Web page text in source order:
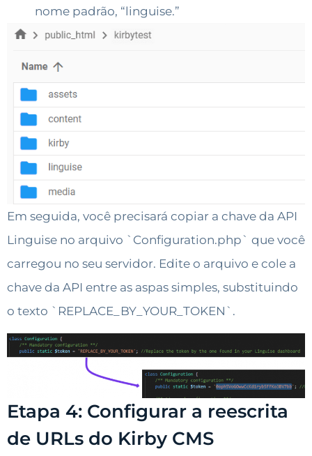
nome padrão, “linguise.”
Em seguida, você precisará copiar a chave da API
Linguise no arquivo `Configuration.php` que você
carregou no seu servidor. Edite o arquivo e cole a
chave da API entre as aspas simples, substituindo
o texto `REPLACE_BY_YOUR_TOKEN`.
Etapa 4: Configurar a reescrita
de URLs do Kirby CMS